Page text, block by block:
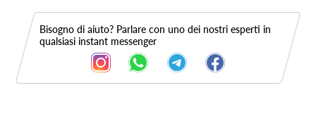
Bisogno di aiuto? Parlare con uno dei nostri esperti in
qualsiasi instant messenger